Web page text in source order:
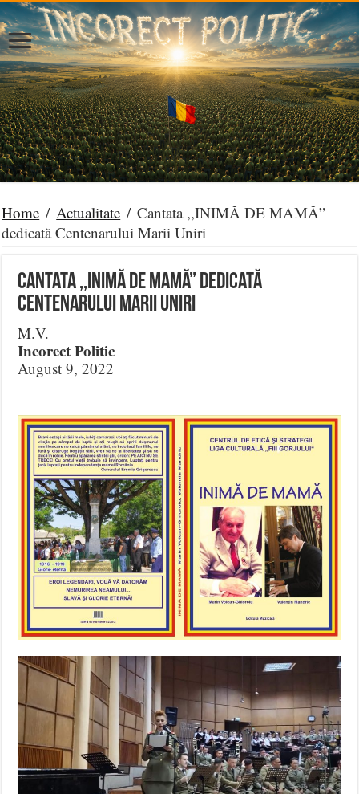
Home / Actualitate / Cantata ,,INIMĂ DE MAMĂ”
dedicată Centenarului Marii Uniri
Cantata ,,INIMĂ DE MAMĂ” dedicată
Centenarului Marii Uniri
M.V.
Incorect Politic
August 9, 2022